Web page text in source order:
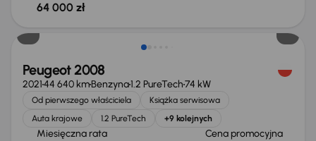
64 000 zł
Taniej o 3 000 zł
Peugeot 2008
202144 640 kmBenzyna1.2 PureTech74 kW
Od pierwszego właściciela
Książka serwisowa
Auta krajowe
1.2 PureTech +9 kolejnych
Miesięczna rata Cena promocyjna